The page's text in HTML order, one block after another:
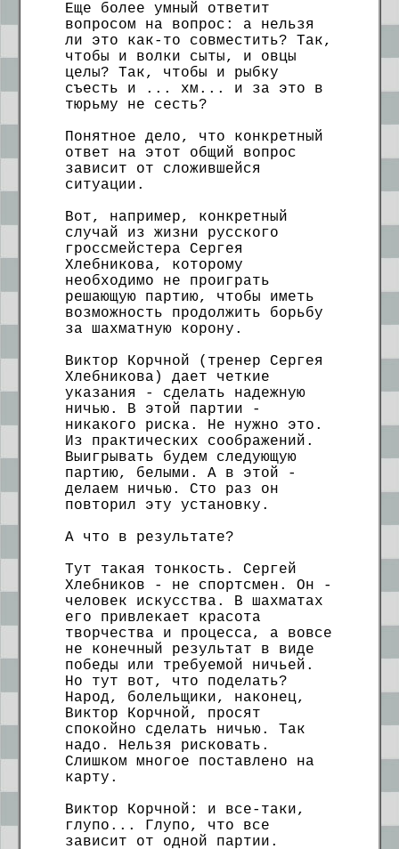
Еще более умный ответит
вопросом на вопрос: а нельзя
ли это как-то совместить? Так,
чтобы и волки сыты, и овцы
целы? Так, чтобы и рыбку
съесть и ... хм... и за это в
тюрьму не сесть?
Понятное дело, что конкретный
ответ на этот общий вопрос
зависит от сложившейся
ситуации.
Вот, например, конкретный
случай из жизни русского
гроссмейстера Сергея
Хлебникова, которому
необходимо не проиграть
решающую партию, чтобы иметь
возможность продолжить борьбу
за шахматную корону.
Виктор Корчной (тренер Сергея
Хлебникова) дает четкие
указания - сделать надежную
ничью. В этой партии -
никакого риска. Не нужно это.
Из практических соображений.
Выигрывать будем следующую
партию, белыми. А в этой -
делаем ничью. Сто раз он
повторил эту установку.
А что в результате?
Тут такая тонкость. Сергей
Хлебников - не спортсмен. Он -
человек искусства. В шахматах
его привлекает красота
творчества и процесса, а вовсе
не конечный результат в виде
победы или требуемой ничьей.
Но тут вот, что поделать?
Народ, болельщики, наконец,
Виктор Корчной, просят
спокойно сделать ничью. Так
надо. Нельзя рисковать.
Слишком многое поставлено на
карту.
Виктор Корчной: и все-таки,
глупо... Глупо, что все
зависит от одной партии.